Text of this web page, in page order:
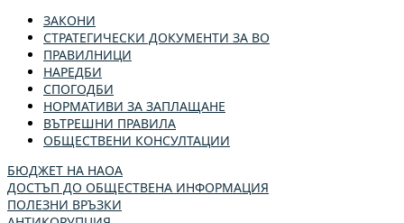
ЗАКОНИ
СТРАТЕГИЧЕСКИ ДОКУМЕНТИ ЗА ВО
ПРАВИЛНИЦИ
НАРЕДБИ
СПОГОДБИ
НОРМАТИВИ ЗА ЗАПЛАЩАНЕ
ВЪТРЕШНИ ПРАВИЛА
ОБЩЕСТВЕНИ КОНСУЛТАЦИИ
БЮДЖЕТ НА НАОА
ДОСТЪП ДО ОБЩЕСТВЕНА ИНФОРМАЦИЯ
ПОЛЕЗНИ ВРЪЗКИ